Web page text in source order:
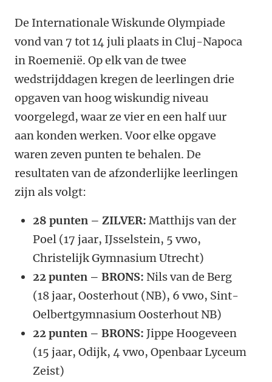
De Internationale Wiskunde Olympiade
vond van 7 tot 14 juli plaats in Cluj-Napoca
in Roemenië. Op elk van de twee
wedstrijddagen kregen de leerlingen drie
opgaven van hoog wiskundig niveau
voorgelegd, waar ze vier en een half uur
aan konden werken. Voor elke opgave
waren zeven punten te behalen. De
resultaten van de afzonderlijke leerlingen
zijn als volgt:
28 punten – ZILVER: Matthijs van der
Poel (17 jaar, IJsselstein, 5 vwo,
Christelijk Gymnasium Utrecht)
22 punten – BRONS: Nils van de Berg
(18 jaar, Oosterhout (NB), 6 vwo, Sint-
Oelbertgymnasium Oosterhout NB)
22 punten – BRONS: Jippe Hoogeveen
(15 jaar, Odijk, 4 vwo, Openbaar Lyceum
Zeist)